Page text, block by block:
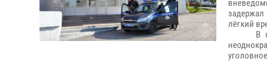
лёгкий
В